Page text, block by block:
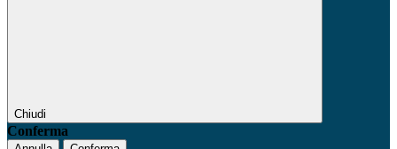
Chiudi
Conferma